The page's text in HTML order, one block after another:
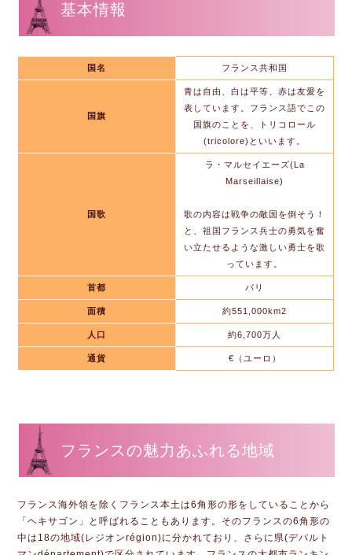
基本情報
国名 フランス共和国
国旗
青は自由、白は平等、赤は友愛を
表しています。フランス語でこの
国旗のことを、トリコロール
(tricolore)といいます。
国歌
ラ・マルセイエーズ(La
Marseillaise)
歌の内容は戦争の敵国を倒そう！
と、祖国フランス兵士の勇気を奮
い立たせるような激しい勇士を歌
っています。
首都 パリ
面積 約551,000km2
人口 約6,700万人
通貨 €（ユーロ）
フランスの魅力あふれる地域
フランス海外領を除くフランス本土は6角形の形をしていることから
「ヘキサゴン」と呼ばれることもあります。そのフランスの6角形の
中は18の地域(レジオンrégion)に分かれており、さらに県(デパルト